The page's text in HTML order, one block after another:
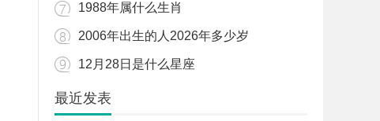
1988年属什么生肖
2006年出生的人2026年多少岁
12月28日是什么星座
最近发表